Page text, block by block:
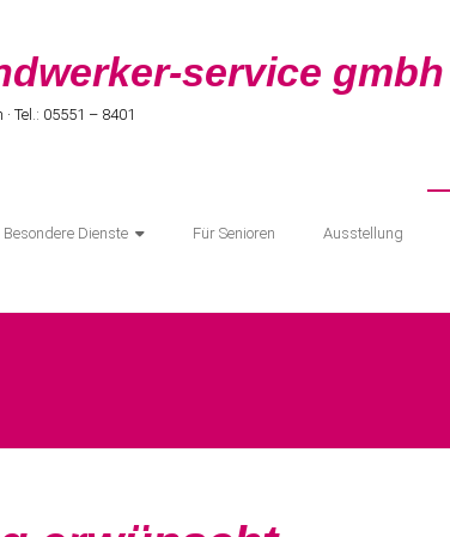
service gmbh
Tel.: 05551 – 8401
Besondere Dienste Für Senioren Ausstellung